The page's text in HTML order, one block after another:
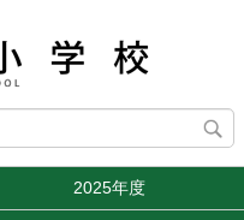
2025年度